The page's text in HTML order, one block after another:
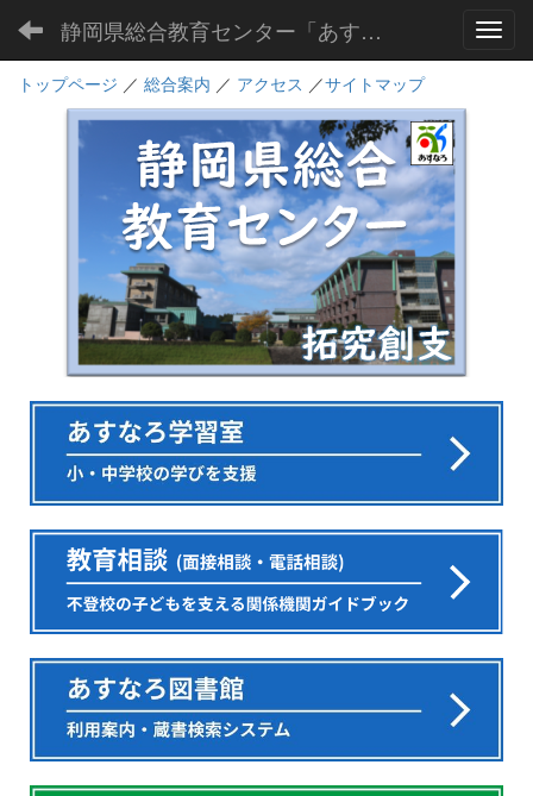
静岡県総合教育センター「あすなろ」
トップページ ／ 総合案内 ／ アクセス ／サイトマップ